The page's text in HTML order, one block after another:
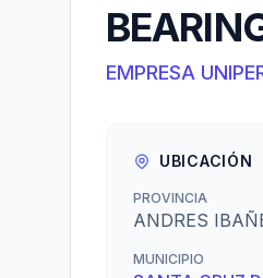
EMPRESA
UBICACIÓN
PROVINCIA
ANDRES
MUNICIPIO